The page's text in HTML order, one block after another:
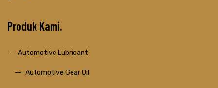
Produk Kami
Automotive Lubricant
Automotive Gear Oil